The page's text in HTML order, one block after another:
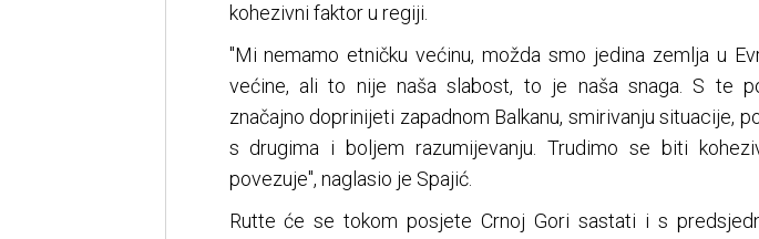
kohezivni faktor u regiji.
"Mi nemamo etničku većinu, možda smo jedina zemlja u
većine, ali to nije naša slabost, to je naša snaga. S te
značajno doprinijeti zapadnom Balkanu, smirivanju situacije,
s drugima i boljem razumijevanju. Trudimo se biti
povezuje", naglasio je Spajić.
Rutte će se tokom posjete Crnoj Gori sastati i s